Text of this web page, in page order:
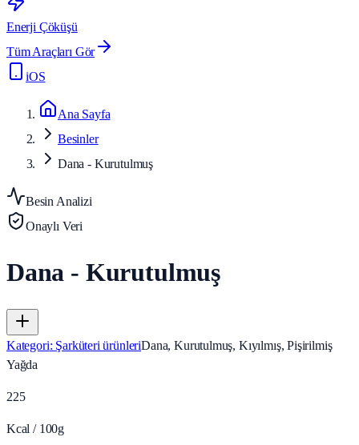
Enerji Çöküşü
Tüm Araçları Gör
iOS
Ana Sayfa
Besinler
Dana - Kurutulmuş
Besin Analizi
Onaylı Veri
Dana - Kurutulmuş
Kategori: Şarküteri ürünleriDana, Kurutulmuş, Kıyılmış, Pişirilmiş
Yağda
225
Kcal / 100g